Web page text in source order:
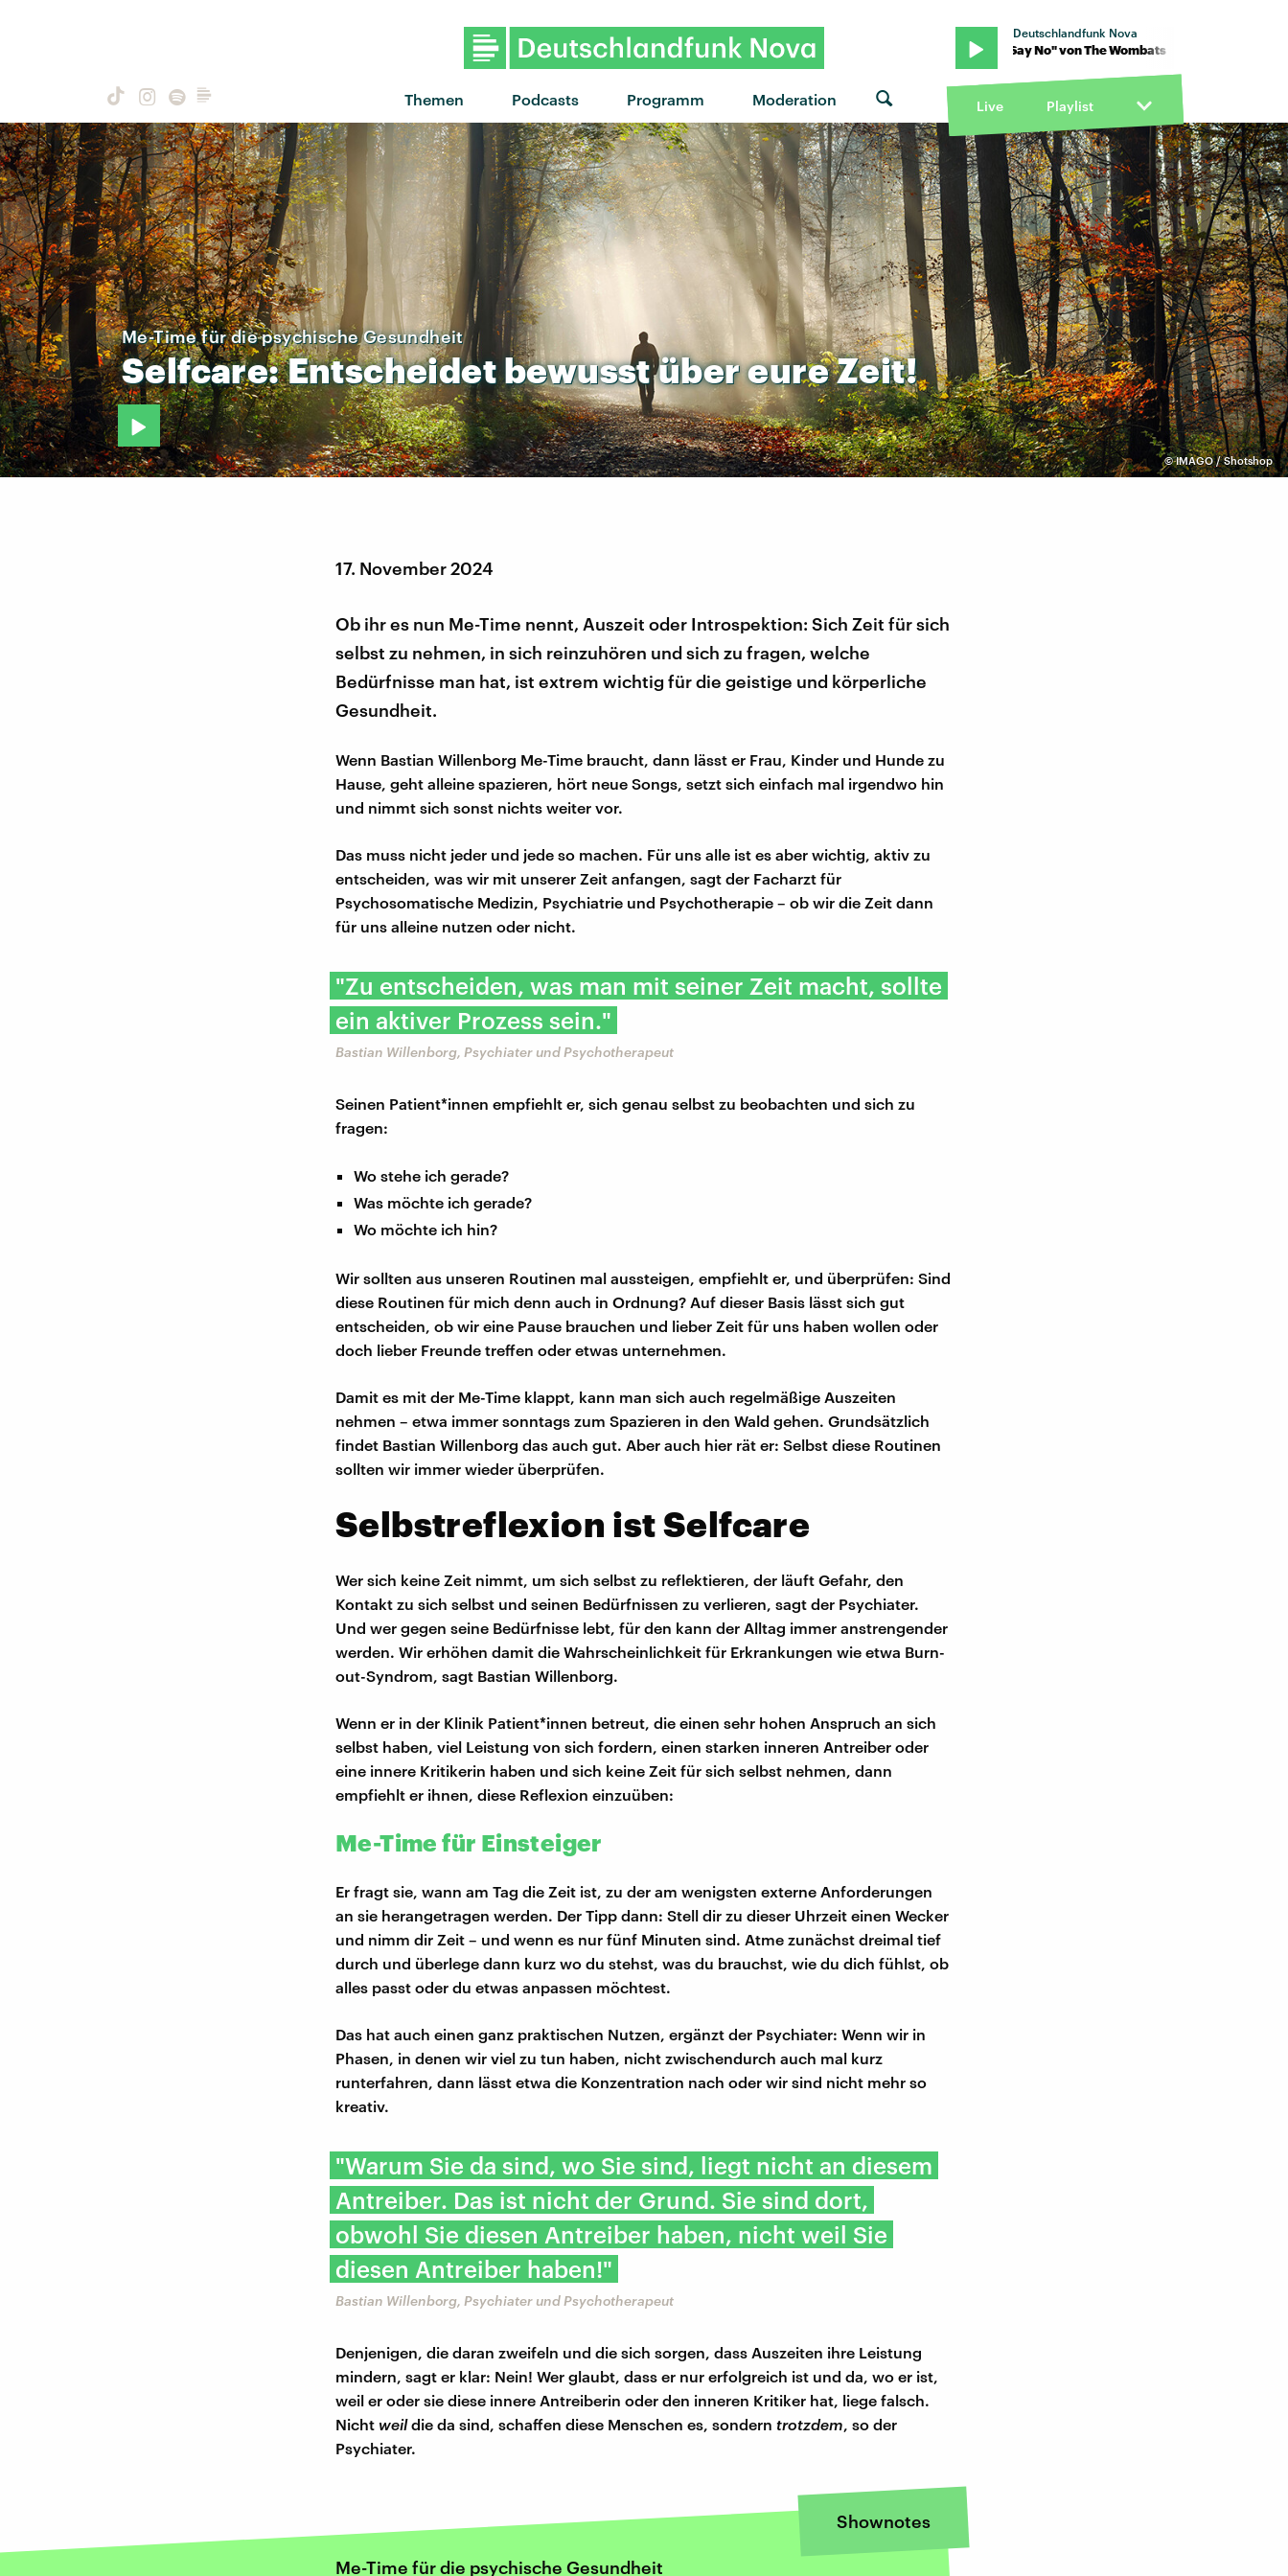
Themen Podcasts Programm Moderation
Deutschlandfunk Nova
"Can't Say No" von The Wombats · "Can't Say No" von The Wombats · "Can't Say No" von The
Live Playlist
©IMAGO / Shotshop
Me-Time für die psychische Gesundheit
Selfcare:Entscheidet bewusstübereureZeit!
17. November 2024
Ob ihr es nun Me-Time nennt, Auszeit oder Introspektion: Sich Zeit für sich
selbst zu nehmen, in sich reinzuhören und sich zu fragen, welche
Bedürfnisse man hat, ist extrem wichtig für die geistige und körperliche
Gesundheit.
Wenn Bastian Willenborg Me-Time braucht, dann lässt er Frau, Kinder und Hunde zu
Hause, geht alleine spazieren, hört neue Songs, setzt sich einfach mal irgendwo hin
und nimmt sich sonst nichts weiter vor.
Das muss nicht jeder und jede so machen. Für uns alle ist es aber wichtig, aktiv zu
entscheiden, was wir mit unserer Zeit anfangen, sagt der Facharzt für
Psychosomatische Medizin, Psychiatrie und Psychotherapie – ob wir die Zeit dann
für uns alleine nutzen oder nicht.
"Zu entscheiden, was man mit seiner Zeit macht, sollte
ein aktiver Prozess sein."
Bastian Willenborg, Psychiater und Psychotherapeut
Seinen Patient*innen empfiehlt er, sich genau selbst zu beobachten und sich zu
fragen:
Wo stehe ich gerade?
Was möchte ich gerade?
Wo möchte ich hin?
Wir sollten aus unseren Routinen mal aussteigen, empfiehlt er, und überprüfen: Sind
diese Routinen für mich denn auch in Ordnung? Auf dieser Basis lässt sich gut
entscheiden, ob wir eine Pause brauchen und lieber Zeit für uns haben wollen oder
doch lieber Freunde treffen oder etwas unternehmen.
Damit es mit der Me-Time klappt, kann man sich auch regelmäßige Auszeiten
nehmen – etwa immer sonntags zum Spazieren in den Wald gehen. Grundsätzlich
findet Bastian Willenborg das auch gut. Aber auch hier rät er: Selbst diese Routinen
sollten wir immer wieder überprüfen.
Selbstreflexion ist Selfcare
Wer sich keine Zeit nimmt, um sich selbst zu reflektieren, der läuft Gefahr, den
Kontakt zu sich selbst und seinen Bedürfnissen zu verlieren, sagt der Psychiater.
Und wer gegen seine Bedürfnisse lebt, für den kann der Alltag immer anstrengender
werden. Wir erhöhen damit die Wahrscheinlichkeit für Erkrankungen wie etwa Burn-
out-Syndrom, sagt Bastian Willenborg.
Wenn er in der Klinik Patient*innen betreut, die einen sehr hohen Anspruch an sich
selbst haben, viel Leistung von sich fordern, einen starken inneren Antreiber oder
eine innere Kritikerin haben und sich keine Zeit für sich selbst nehmen, dann
empfiehlt er ihnen, diese Reflexion einzuüben:
Me-Time für Einsteiger
Er fragt sie, wann am Tag die Zeit ist, zu der am wenigsten externe Anforderungen
an sie herangetragen werden. Der Tipp dann: Stell dir zu dieser Uhrzeit einen Wecker
und nimm dir Zeit – und wenn es nur fünf Minuten sind. Atme zunächst dreimal tief
durch und überlege dann kurz wo du stehst, was du brauchst, wie du dich fühlst, ob
alles passt oder du etwas anpassen möchtest.
Das hat auch einen ganz praktischen Nutzen, ergänzt der Psychiater: Wenn wir in
Phasen, in denen wir viel zu tun haben, nicht zwischendurch auch mal kurz
runterfahren, dann lässt etwa die Konzentration nach oder wir sind nicht mehr so
kreativ.
"Warum Sie da sind, wo Sie sind, liegt nicht an diesem
Antreiber. Das ist nicht der Grund. Sie sind dort,
obwohl Sie diesen Antreiber haben, nicht weil Sie
diesen Antreiber haben!"
Bastian Willenborg, Psychiater und Psychotherapeut
Denjenigen, die daran zweifeln und die sich sorgen, dass Auszeiten ihre Leistung
mindern, sagt er klar: Nein! Wer glaubt, dass er nur erfolgreich ist und da, wo er ist,
weil er oder sie diese innere Antreiberin oder den inneren Kritiker hat, liege falsch.
Nicht weildie da sind, schaffen diese Menschen es, sondern trotzdem, so der
Psychiater.
Shownotes
Me-Time für die psychische Gesundheit